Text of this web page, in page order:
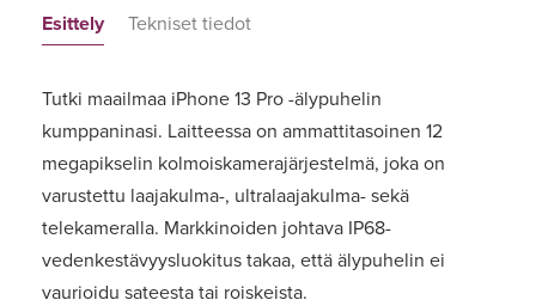
Esittely Tekniset tiedot
Tutki maailmaa iPhone 13 Pro -älypuhelin
kumppaninasi. Laitteessa on ammattitasoinen 12
megapikselin kolmoiskamerajärjestelmä, joka on
varustettu laajakulma-, ultralaajakulma- sekä
telekameralla. Markkinoiden johtava IP68-
vedenkestävyysluokitus takaa, että älypuhelin ei
vaurioidu sateesta tai roiskeista.